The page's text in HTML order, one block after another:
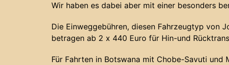
Wir haben es dabei aber mit einer besonders
Die Einweggebühren, diesen Fahrzeugtyp von
betragen ab 2 x 440 Euro für Hin-und
Für Fahrten in Botswana mit Chobe-Savuti